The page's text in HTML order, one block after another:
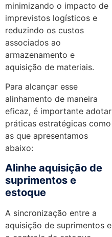
minimizando o impacto de
imprevistos logísticos e
reduzindo os custos
associados ao
armazenamento e
aquisição de materiais.
Para alcançar esse
alinhamento de maneira
eficaz, é importante adotar
práticas estratégicas como
as que apresentamos
abaixo:
Alinhe aquisição de
suprimentos e
estoque
A sincronização entre a
aquisição de suprimentos e